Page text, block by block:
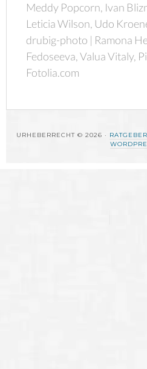
Meddy Popcorn, Ivan
Leticia Wilson, Udo
drubig-photo | Ramona
Fedoseeva, Valua Vitaly,
Fotolia.com
URHEBERRECHT © 2026 ·